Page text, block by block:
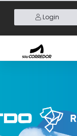
Login